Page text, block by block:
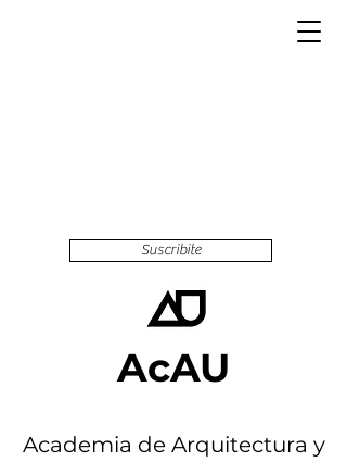
Suscribite
AcAU
Academia de Arquitectura y